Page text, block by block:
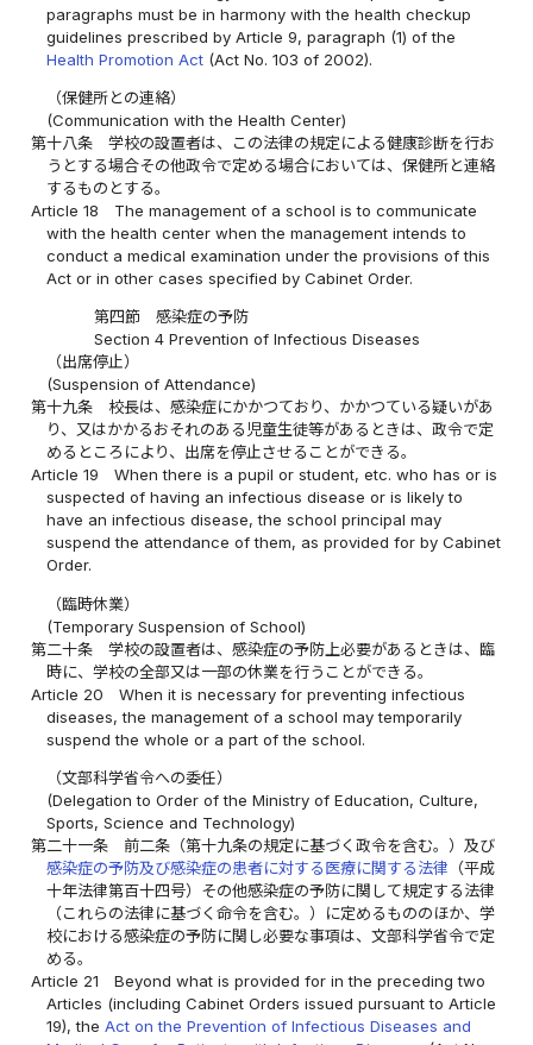
paragraphs must be in harmony with the health checkup
guidelines prescribed by Article 9, paragraph (1) of the
Health Promotion Act (Act No. 103 of 2002).
（保健所との連絡）
(Communication with the Health Center)
第十八条
学校の設置者は、この法律の規定による健康診断を行お
うとする場合その他政令で定める場合においては、保健所と連絡
するものとする。
Article 18
The management of a school is to communicate
with the health center when the management intends to
conduct a medical examination under the provisions of this
Act or in other cases specified by Cabinet Order.
第四節 感染症の予防
Section 4 Prevention of Infectious Diseases
（出席停止）
(Suspension of Attendance)
第十九条
校長は、感染症にかかつており、かかつている疑いがあ
り、又はかかるおそれのある児童生徒等があるときは、政令で定
めるところにより、出席を停止させることができる。
Article 19
When there is a pupil or student, etc. who has or is
suspected of having an infectious disease or is likely to
have an infectious disease, the school principal may
suspend the attendance of them, as provided for by Cabinet
Order.
（臨時休業）
(Temporary Suspension of School)
第二十条
学校の設置者は、感染症の予防上必要があるときは、臨
時に、学校の全部又は一部の休業を行うことができる。
Article 20
When it is necessary for preventing infectious
diseases, the management of a school may temporarily
suspend the whole or a part of the school.
（文部科学省令への委任）
(Delegation to Order of the Ministry of Education, Culture,
Sports, Science and Technology)
第二十一条
前二条（第十九条の規定に基づく政令を含む。）及び
感染症の予防及び感染症の患者に対する医療に関する法律 （平成
十年法律第百十四号）その他感染症の予防に関して規定する法律
（これらの法律に基づく命令を含む。）に定めるもののほか、学
校における感染症の予防に関し必要な事項は、文部科学省令で定
める。
Article 21
Beyond what is provided for in the preceding two
Articles (including Cabinet Orders issued pursuant to Article
19), theAct on the Prevention of Infectious Diseases and